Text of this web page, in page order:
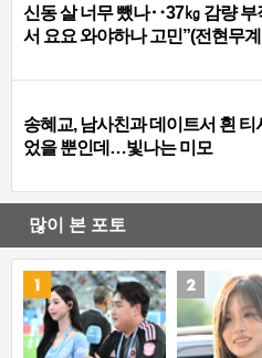
신동 살 너무 뺐나‥37㎏ 감량 부
서 요요 와야하나 고민”(전현무
송혜교, 남사친과 데이트서 흰 티
었을 뿐인데…빛나는 미모
많이 본 포토